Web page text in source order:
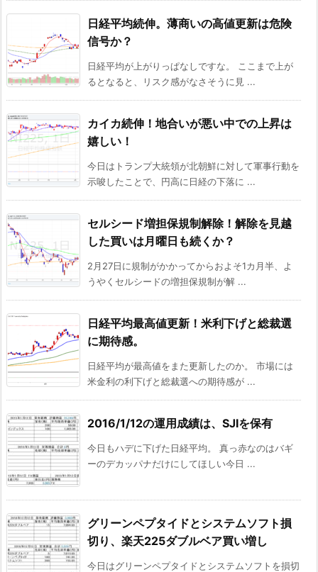
日経平均続伸。薄商いの高値更新は危険
信号か？
日経平均が上がりっぱなしですな。 ここまで上が
るとなると、リスク感がなさそうに見 ...
カイカ続伸！地合いが悪い中での上昇は
嬉しい！
今日はトランプ大統領が北朝鮮に対して軍事行動を
示唆したことで、円高に日経の下落に ...
セルシード増担保規制解除！解除を見越
した買いは月曜日も続くか？
2月27日に規制がかかってからおよそ1カ月半、よ
うやくセルシードの増担保規制が解 ...
日経平均最高値更新！米利下げと総裁選
に期待感。
日経平均が最高値をまた更新したのか。 市場には
米金利の利下げと総裁選への期待感が ...
2016/1/12の運用成績は、SJIを保有
今日もハデに下げた日経平均。 真っ赤なのはバギ
ーのデカッパナだけにしてほしい今日 ...
グリーンペプタイドとシステムソフト損
切り、楽天225ダブルベア買い増し
今日はグリーンペプタイドとシステムソフトを損切